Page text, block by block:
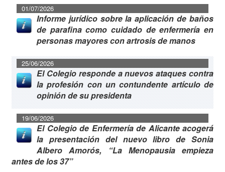
01/07/2026
Informe jurídico sobre la aplicación de baños
de parafina como cuidado de enfermería en
personas mayores con artrosis de manos
25/06/2026
El Colegio responde a nuevos ataques contra
la profesión con un contundente artículo de
opinión de su presidenta
19/06/2026
El Colegio de Enfermería de Alicante acogerá
la presentación del nuevo libro de Sonia
Albero Amorós, “La Menopausia empieza
antes de los 37”